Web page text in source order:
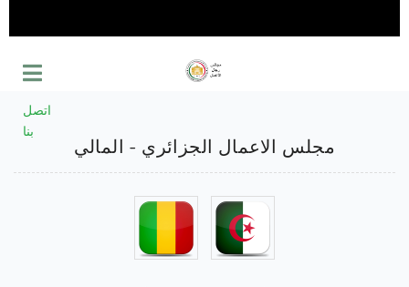
اتصل
بنا
مجلس الاعمال الجزائري - المالي